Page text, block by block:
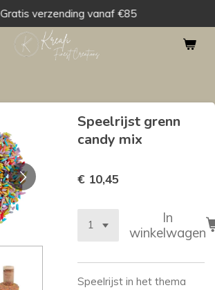
Gratis verzending vanaf €85
Speelrijst grenn
candy mix
€ 10,45
In
winkelwagen
Speelrijst in het thema